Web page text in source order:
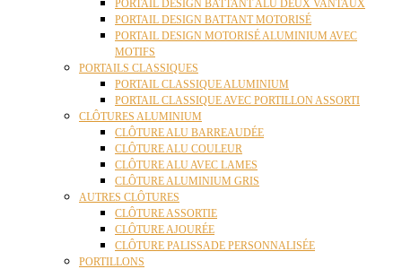
PORTAIL DESIGN BATTANT ALU DEUX VANTAUX
PORTAIL DESIGN BATTANT MOTORISÉ
PORTAIL DESIGN MOTORISÉ ALUMINIUM AVEC
MOTIFS
PORTAILS CLASSIQUES
PORTAIL CLASSIQUE ALUMINIUM
PORTAIL CLASSIQUE AVEC PORTILLON ASSORTI
CLÔTURES ALUMINIUM
CLÔTURE ALU BARREAUDÉE
CLÔTURE ALU COULEUR
CLÔTURE ALU AVEC LAMES
CLÔTURE ALUMINIUM GRIS
AUTRES CLÔTURES
CLÔTURE ASSORTIE
CLÔTURE AJOURÉE
CLÔTURE PALISSADE PERSONNALISÉE
PORTILLONS